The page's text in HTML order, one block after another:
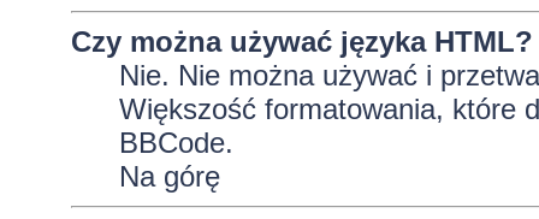
Czy można używać języka HTML?
Nie. Nie można używać i
Większość formatowania, które
BBCode.
Na górę